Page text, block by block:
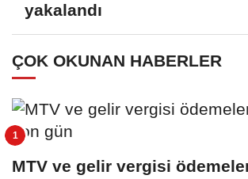
yakalandı
ÇOK OKUNAN HABERLER
MTV ve gelir vergisi